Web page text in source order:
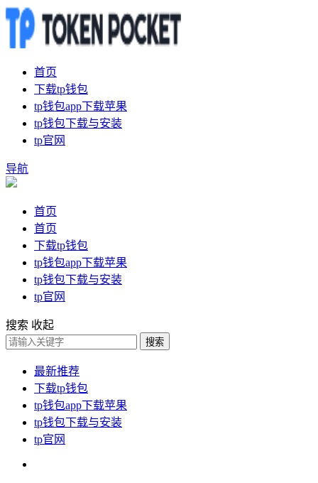
首页
下载tp钱包
tp钱包app下载苹果
tp钱包下载与安装
tp官网
导航
首页
首页
下载tp钱包
tp钱包app下载苹果
tp钱包下载与安装
tp官网
搜索 收起
搜索
最新推荐
下载tp钱包
tp钱包app下载苹果
tp钱包下载与安装
tp官网